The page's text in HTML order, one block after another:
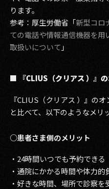
ります。
参考：厚生労働省「新型コロ
ての電話や情報通信機器を
取扱いについて 」
■ 『CLIUS（クリアス ）』
『CLIUS（クリアス ）』の
と比べて、以下のようなメリ
○患者さま側のメリット
・24時間いつでも予約できる
・通院にかかる時間や体力的
・好きな時間、場所で診察を